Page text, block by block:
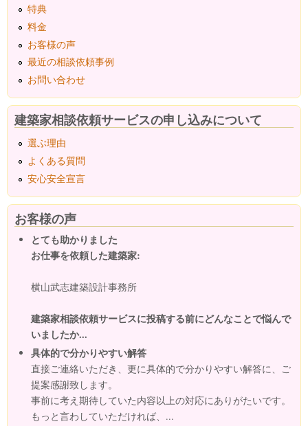
特典
料金
お客様の声
最近の相談依頼事例
お問い合わせ
建築家相談依頼サービスの申し込みについて
選ぶ理由
よくある質問
安心安全宣言
お客様の声
とても助かりました
お仕事を依頼した建築家:
横山武志建築設計事務所
建築家相談依頼サービスに投稿する前にどんなことで悩んで
いましたか...
具体的で分かりやすい解答
直接ご連絡いただき、更に具体的で分かりやすい解答に、ご
提案感謝致します。
事前に考え期待していた内容以上の対応にありがたいです。
もっと言わしていただければ、...